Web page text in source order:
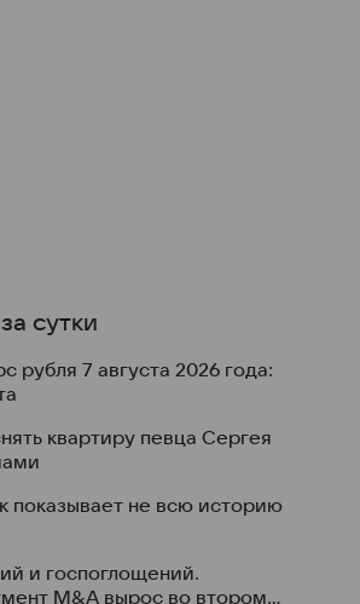
сутки
рубля 7 августа 2026 года:
квартиру певца Сергея
показывает не всю историю
и госпоглощений.
M&A вырос во втором